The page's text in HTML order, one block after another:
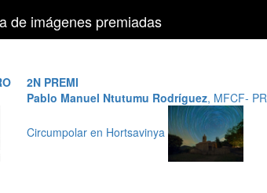
de imágenes premiadas
2N PREMI
Pablo Manuel Ntutumu Rodríguez, MFCF-
Circumpolar en Hortsavinya